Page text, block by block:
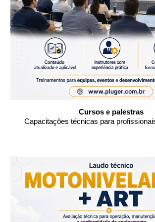
Cursos e palestras
Capacitações técnicas para